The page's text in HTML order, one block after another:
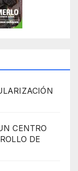
CENTRO
DE